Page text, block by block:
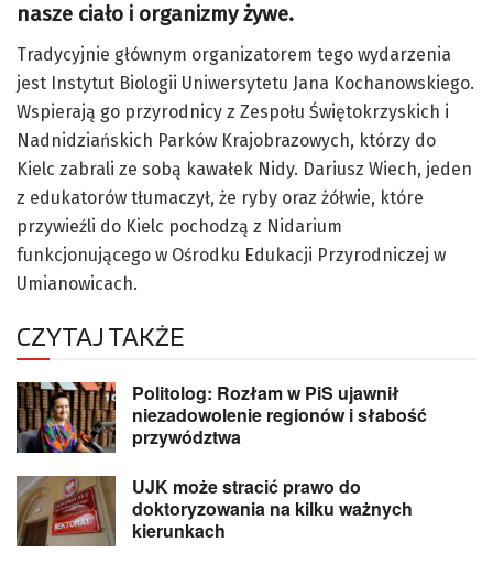
nasze ciało i organizmy żywe.
Tradycyjnie głównym organizatorem tego wydarzenia
jest Instytut Biologii Uniwersytetu Jana Kochanowskiego.
Wspierają go przyrodnicy z Zespołu Świętokrzyskich i
Nadnidziańskich Parków Krajobrazowych, którzy do
Kielc zabrali ze sobą kawałek Nidy. Dariusz Wiech, jeden
z edukatorów tłumaczył, że ryby oraz żółwie, które
przywieźli do Kielc pochodzą z Nidarium
funkcjonującego w Ośrodku Edukacji Przyrodniczej w
Umianowicach.
CZYTAJ TAKŻE
Politolog: Rozłam w PiS ujawnił
niezadowolenie regionów i słabość
przywództwa
UJK może stracić prawo do
doktoryzowania na kilku ważnych
kierunkach